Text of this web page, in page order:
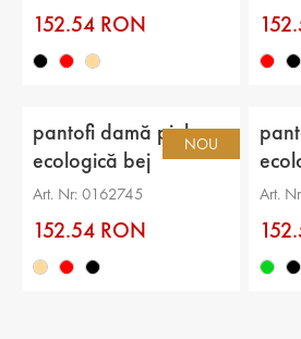
Înălțimea de la călcâi până
152.54 RON
NOU
pantofi damă piele
ecologică bej
Art. Nr: 0162745
152.54 RON
Art.